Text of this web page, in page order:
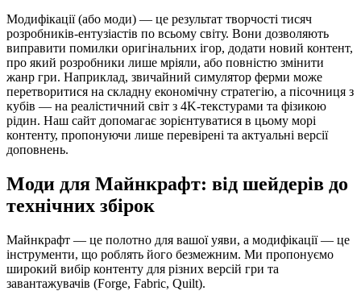
Модифікації (або моди) — це результат творчості тисяч
розробників-ентузіастів по всьому світу. Вони дозволяють
виправити помилки оригінальних ігор, додати новий контент,
про який розробники лише мріяли, або повністю змінити
жанр гри. Наприклад, звичайний симулятор ферми може
перетворитися на складну економічну стратегію, а пісочниця з
кубів — на реалістичний світ з 4K-текстурами та фізикою
рідин. Наш сайт допомагає зорієнтуватися в цьому морі
контенту, пропонуючи лише перевірені та актуальні версії
доповнень.
Моди для Майнкрафт: від шейдерів до
технічних збірок
Майнкрафт — це полотно для вашої уяви, а модифікації — це
інструменти, що роблять його безмежним. Ми пропонуємо
широкий вибір контенту для різних версій гри та
завантажувачів (Forge, Fabric, Quilt).